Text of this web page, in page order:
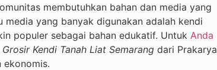
membutuhkan bahan dan media yang
yang banyak digunakan adalah kendi
populer sebagai bahan edukatif. Untuk Anda
Grosir Kendi Tanah Liat Semarang dari Prakarya
ekonomis.